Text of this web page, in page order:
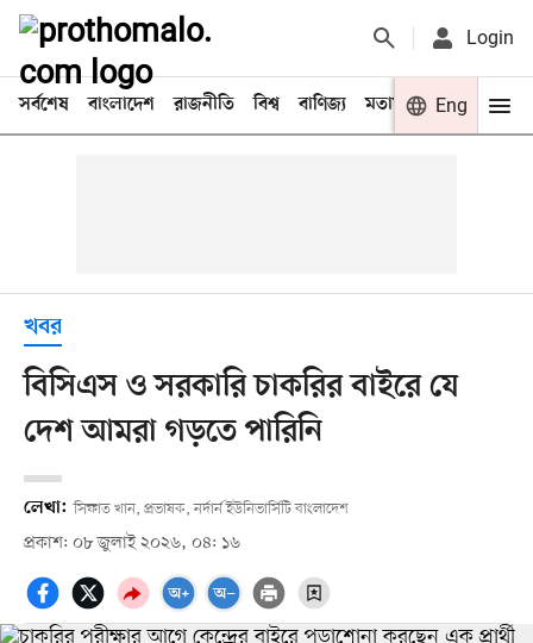
Login
সর্বশেষ বাংলাদেশ রাজনীতি বিশ্ব বাণিজ্য মতামত খেলা
Eng
খবর
বিসিএস ও সরকারি চাকরির বাইরে যে
দেশ আমরা গড়তে পারিনি
লেখা: সিফাত খান, প্রভাষক, নর্দার্ন ইউনিভার্সিটি বাংলাদেশ
প্রকাশ: ০৮ জুলাই ২০২৬, ০৪: ১৬